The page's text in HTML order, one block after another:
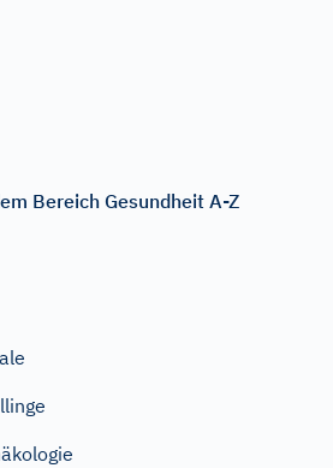
Bereich Gesundheit A-Z